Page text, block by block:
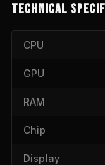
TECHNICAL
CPU
GPU
RAM
Chip
Display